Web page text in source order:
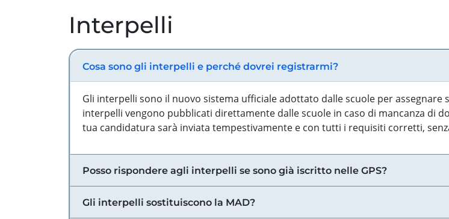
Interpelli
Cosa sono gli interpelli e perché dovrei registrarmi?
Gli interpelli sono il nuovo sistema ufficiale adottato dalle scuole per assegnare
interpelli vengono pubblicati direttamente dalle scuole in caso di mancanza di
tua candidatura sarà inviata tempestivamente e con tutti i requisiti corretti,
Posso rispondere agli interpelli se sono già iscritto nelle GPS?
Gli interpelli sostituiscono la MAD?